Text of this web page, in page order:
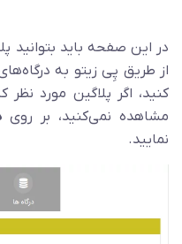
در این صفحه باید بتوانید
از طریق پِی زیتو به
کنید، اگر پلاگین مورد
مشاهده نمی‌کنید، بر روی
نمایید.